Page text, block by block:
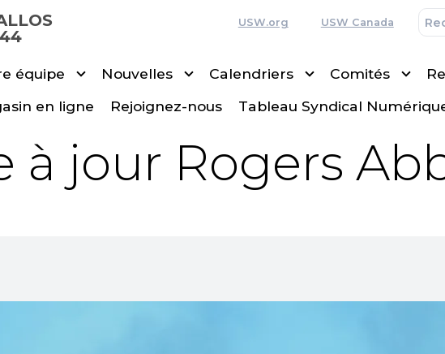
USW.org USW Canada
équipe Nouvelles Calendriers Comités
en ligne
Rejoignez-nous Tableau Syndical
à jour Rogers